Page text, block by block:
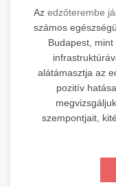
Az edzőterembe
számos
Budapest,
alátámasztja az
pozitív
szempontjait,